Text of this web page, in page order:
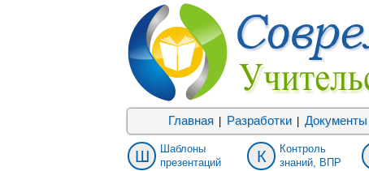
Главная Разработки Документы
Ш
Шаблоны
презентаций
К
Контроль
знаний, ВПР